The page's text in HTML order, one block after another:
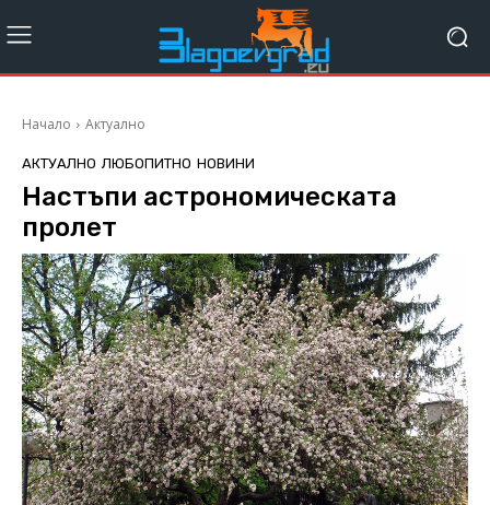
Начало Актуално
АКТУАЛНО ЛЮБОПИТНО НОВИНИ
Настъпи астрономическата
пролет